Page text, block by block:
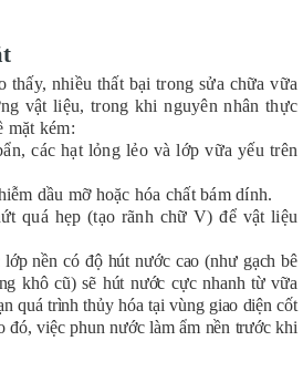
thấy, nhiều thất bại trong sửa chữa vữa
vật liệu, trong khi nguyên nhân thực
mặt kém:
các hạt lỏng lẻo và lớp vữa yếu trên
dầu mỡ hoặc hóa chất bám dính.
quá hẹp (tạo rãnh chữ V) để vật liệu
nền có độ hút nước cao (như gạch bê
khô cũ) sẽ hút nước cực nhanh từ vữa
quá trình thủy hóa tại vùng giao diện cốt
đó, việc phun nước làm ẩm nền trước khi